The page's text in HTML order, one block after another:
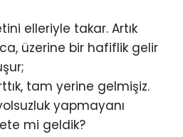
elleriyle takar. Artık
üzerine bir hafiflik gelir
tam yerine gelmişiz.
yapmayanı
mi geldik?